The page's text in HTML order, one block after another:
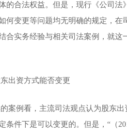
的合法权益。但是，现行《公司法
何变更等问题均无明确的规定，在
合实务经验与相关司法案例，就这
出资方式能否变更
案例看，主流司法观点认为股东
条件下是可以变更的。但是，“（